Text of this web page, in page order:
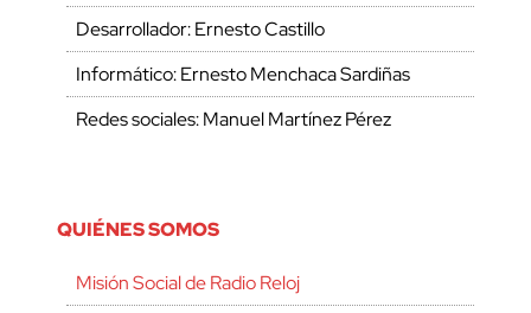
Desarrollador: Ernesto Castillo
Informático: Ernesto Menchaca Sardiñas
Redes sociales: Manuel Martínez Pérez
QUIÉNES SOMOS
Misión Social de Radio Reloj